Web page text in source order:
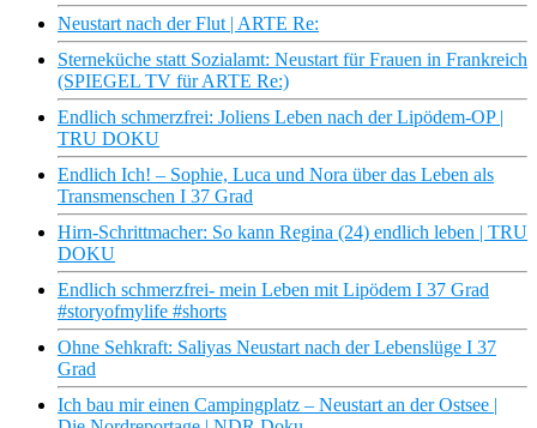
Neustart nach der Flut | ARTE Re:
Sterneküche statt Sozialamt: Neustart für Frauen in Frankreich
(SPIEGEL TV für ARTE Re:)
Endlich schmerzfrei: Joliens Leben nach der Lipödem-OP |
TRU DOKU
Endlich Ich! – Sophie, Luca und Nora über das Leben als
Transmenschen I 37 Grad
Hirn-Schrittmacher: So kann Regina (24) endlich leben | TRU
DOKU
Endlich schmerzfrei- mein Leben mit Lipödem I 37 Grad
#storyofmylife #shorts
Ohne Sehkraft: Saliyas Neustart nach der Lebenslüge I 37
Grad
Ich bau mir einen Campingplatz – Neustart an der Ostsee |